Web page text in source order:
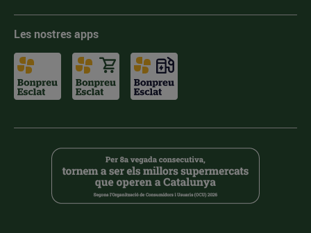
Les nostres apps